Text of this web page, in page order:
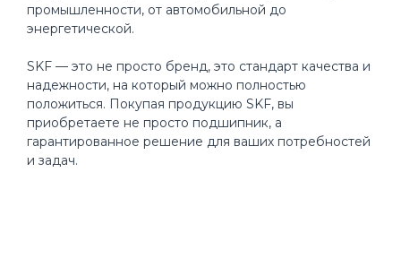
промышленности, от автомобильной до
энергетической.
SKF — это не просто бренд, это стандарт качества и
надежности, на который можно полностью
положиться. Покупая продукцию SKF, вы
приобретаете не просто подшипник, а
гарантированное решение для ваших потребностей
и задач.